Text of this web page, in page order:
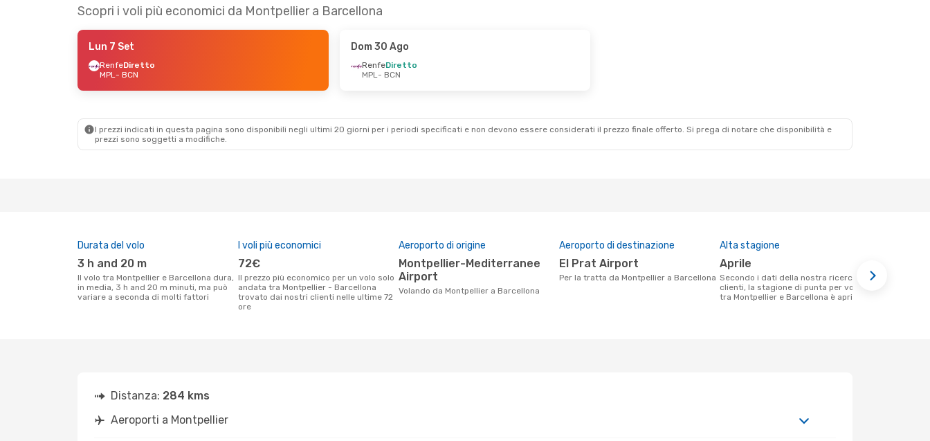
Scopri i voli più economici da Montpellier a Barcellona
Lun 7 Set
RenfeDiretto
MPL- BCN
Dom 30 Ago
RenfeDiretto
MPL- BCN
I prezzi indicati in questa pagina sono disponibili negli ultimi 20 giorni per i periodi specificati e non devono essere considerati il ​​prezzo finale offerto. Si prega di notare che disponibilità e
prezzi sono soggetti a modifiche.
Durata del volo
3 h and 20 m
Il volo tra Montpellier e Barcellona dura,
in media, 3 h and 20 m minuti, ma può
variare a seconda di molti fattori
I voli più economici
72€
Il prezzo più economico per un volo solo
andata tra Montpellier - Barcellona
trovato dai nostri clienti nelle ultime 72
ore
Aeroporto di origine
Montpellier-Mediterranee
Airport
Volando da Montpellier a Barcellona
Aeroporto di destinazione
El Prat Airport
Per la tratta da Montpellier a Barcellona
Alta stagione
aprile
Secondo i dati della nostra ricerca
clienti, la stagione di punta per volare
tra Montpellier e Barcellona è aprile .
Distanza: 284 kms
Aeroporti a Montpellier